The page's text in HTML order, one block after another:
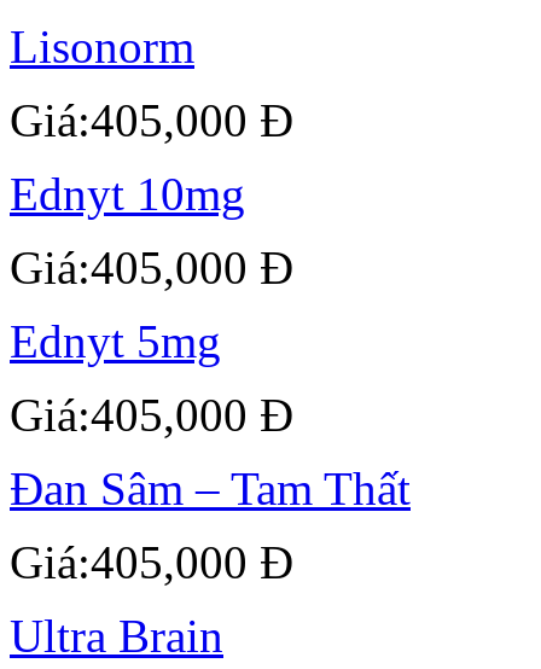
Lisonorm
Giá:405,000 Đ
Ednyt 10mg
Giá:405,000 Đ
Ednyt 5mg
Giá:405,000 Đ
Đan Sâm – Tam Thất
Giá:405,000 Đ
Ultra Brain